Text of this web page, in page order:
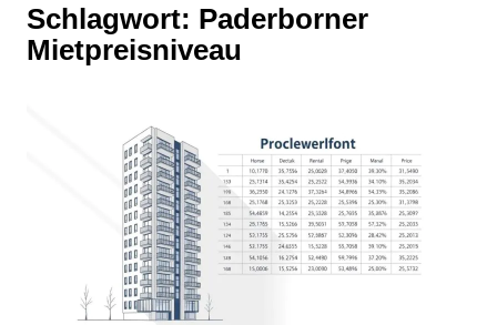
Schlagwort: Paderborner
Mietpreisniveau